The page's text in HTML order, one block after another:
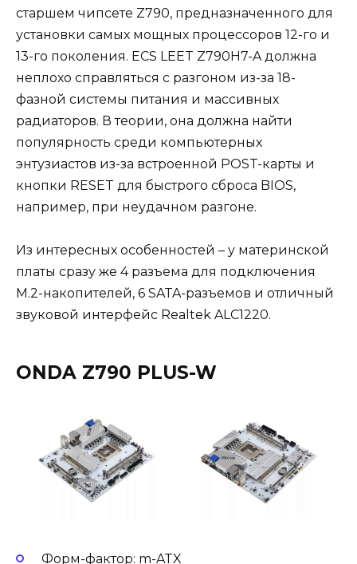
старшем чипсете Z790, предназначенного для
установки самых мощных процессоров 12-го и
13-го поколения. ECS LEET Z790H7-A должна
неплохо справляться с разгоном из-за 18-
фазной системы питания и массивных
радиаторов. В теории, она должна найти
популярность среди компьютерных
энтузиастов из-за встроенной POST-карты и
кнопки RESET для быстрого сброса BIOS,
например, при неудачном разгоне.
Из интересных особенностей – у материнской
платы сразу же 4 разъема для подключения
M.2-накопителей, 6 SATA-разъемов и отличный
звуковой интерфейс Realtek ALC1220.
ONDA Z790 PLUS-W
Форм-фактор: m-ATX